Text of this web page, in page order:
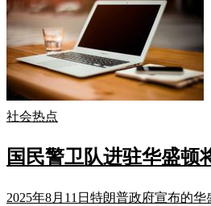
社会热点
国民警卫队进驻华盛顿
2025年8月11日特朗普政府宣布的